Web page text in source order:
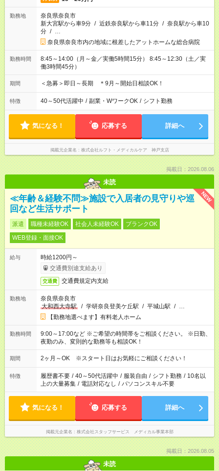
勤務地
奈良県奈良市
新大宮駅から車9分 / 近鉄奈良駅から車11分 / 奈良駅から車10
分 / …
奈良県奈良市内の地域に根差したアットホームな総合病院
勤務時間
8:45～14:00（月～金／実働5時間15分） 8:45～12:30（土／実
働3時間45分）
期間 ＜急募＞即日～長期 ＊9月～開始日相談OK！
特徴 40～50代活躍中 / 副業・WワークOK / シフト勤務
気になる！ 応募する 詳細へ
掲載元企業名 株式会社ルフト・メディカルケア 神戸支店
掲載日：2026.08.06
未読
NEW
≪年齢＆経験不問≫施設で入居者の見守りや巡
回など生活サポート
派遣 職種未経験OK 社会人未経験OK
ブランクOK
WEB登録・面接OK
給与
時給1200円～
交通費別途支給あり
交通費 交通費規定内支給
勤務地
奈良県奈良市
大和西大寺駅
/ 学研奈良登美ケ丘駅 / 平城山駅 / …
【勤務地選べます】有料老人ホーム
勤務時間
9:00～17:00など ※ご希望の時間帯をご相談ください。 ※日勤、
夜勤のみ、変則的な勤務等も相談OK！
期間 2ヶ月～OK ※スタート日はお気軽にご相談ください！
特徴 履歴書不要 / 40～50代活躍中 / 服装自由 / シフト勤務 / 10名以
上の大量募集 / 電話対応なし / パソコンスキル不要
気になる！ 応募する 詳細へ
掲載元企業名 株式会社スタッフサービス メディカル事業本部
掲載日：2026.08.05
未読